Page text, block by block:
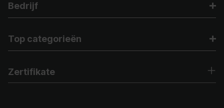
Bedrijf
Top categorieën
Zertifikate